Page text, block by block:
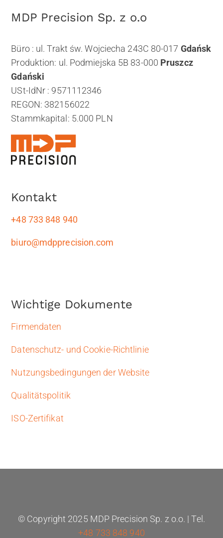
MDP Precision Sp. z o.o
Büro : ul. Trakt św. Wojciecha 243C 80-017 Gdańsk
Produktion: ul. Podmiejska 5B 83-000 Pruszcz
Gdański
USt-IdNr : 9571112346
REGON: 382156022
Stammkapital: 5.000 PLN
Kontakt
+48 733 848 940
biuro@mdpprecision.com
Wichtige Dokumente
Firmendaten
Datenschutz- und Cookie-Richtlinie
Nutzungsbedingungen der Website
Qualitätspolitik
ISO-Zertifikat
© Copyright 2025 MDP Precision Sp. z o.o. | Tel.
+48 733 848 940